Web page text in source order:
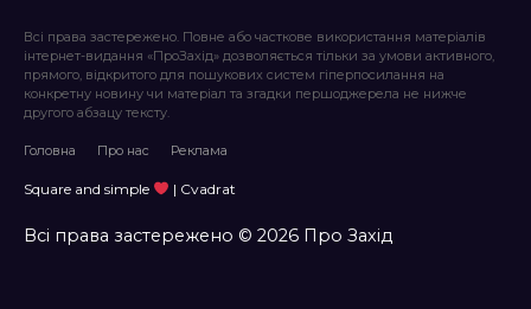
Всі права застережено. Повне або часткове використання матеріалів
інтернет-видання «ПроЗахід» дозволяється тільки за умови активного,
прямого, відкритого для пошукових систем гіперпосилання на
конкретну новину чи матеріал та згадки першоджерела не нижче
другого абзацу тексту.
Головна Про нас Реклама
Square and simple | Cvadrat
Всі права застережено © 2026 Про Захід